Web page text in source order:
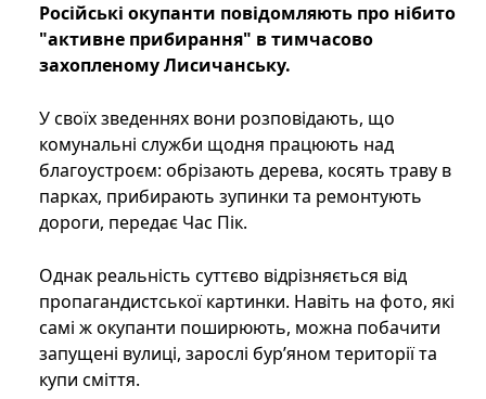
Російські окупанти повідомляють про нібито
"активне прибирання" в тимчасово
захопленому Лисичанську.
У своїх зведеннях вони розповідають, що
комунальні служби щодня працюють над
благоустроєм: обрізають дерева, косять траву в
парках, прибирають зупинки та ремонтують
дороги, передає Час Пік.
Однак реальність суттєво відрізняється від
пропагандистської картинки. Навіть на фото, які
самі ж окупанти поширюють, можна побачити
запущені вулиці, зарослі бур’яном території та
купи сміття.